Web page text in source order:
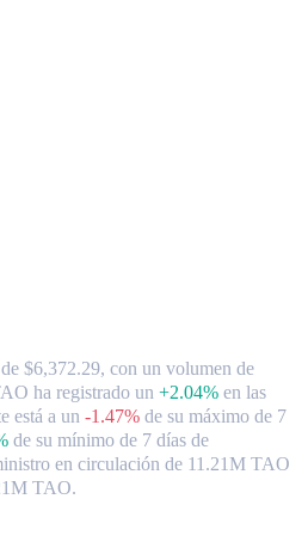
$6,372.29, con un volumen de
ha registrado un +2.04% en las
está a un -1.47% de su máximo de 7
de su mínimo de 7 días de
en circulación de 11.21M TAO
TAO.